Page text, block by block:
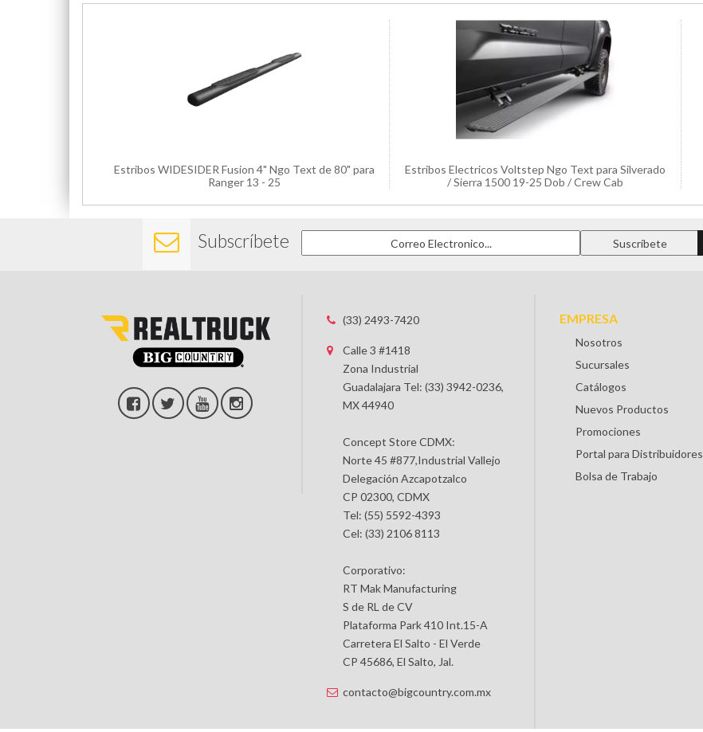
Estribos WIDESIDER Fusion 4" Ngo Text de 80" para
Ranger 13 - 25
Estribos Electricos Voltstep Ngo Text para Silverado
/ Sierra 1500 19-25 Dob / Crew Cab
Subscríbete
(33) 2493-7420
Calle 3 #1418
Zona Industrial
Guadalajara Tel: (33) 3942-0236,
MX 44940
Concept Store CDMX:
Norte 45 #877,Industrial Vallejo
Delegación Azcapotzalco
CP 02300, CDMX
Tel: (55) 5592-4393
Cel: (33) 2106 8113
Corporativo:
RT Mak Manufacturing
S de RL de CV
Plataforma Park 410 Int.15-A
Carretera El Salto - El Verde
CP 45686, El Salto, Jal.
contacto@bigcountry.com.mx
EMPRESA
Nosotros
Sucursales
Catálogos
Nuevos Productos
Promociones
Portal para Distribuidores
Bolsa de Trabajo